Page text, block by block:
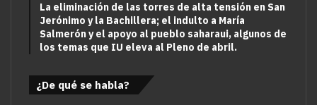
La eliminación de las torres de alta tensión en San
Jerónimo y la Bachillera; el indulto a María
Salmerón y el apoyo al pueblo saharaui, algunos de
los temas que IU eleva al Pleno de abril.
¿De qué se habla?